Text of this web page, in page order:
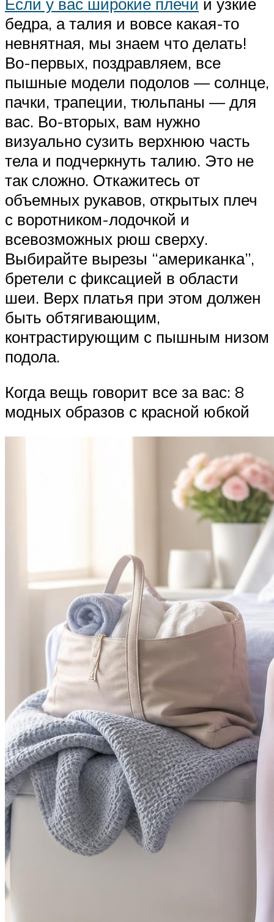
бедра, а талия и вовсе какая-то
невнятная, мы знаем что делать!
Во-первых, поздравляем, все
пышные модели подолов — солнце,
пачки, трапеции, тюльпаны — для
вас. Во-вторых, вам нужно
визуально сузить верхнюю часть
тела и подчеркнуть талию. Это не
так сложно. Откажитесь от
объемных рукавов, открытых плеч
с воротником-лодочкой и
всевозможных рюш сверху.
Выбирайте вырезы “американка”,
бретели с фиксацией в области
шеи. Верх платья при этом должен
быть обтягивающим,
контрастирующим с пышным низом
подола.
Когда вещь говорит все за вас: 8
модных образов с красной юбкой